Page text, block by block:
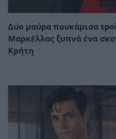
Δύο μαύρα πουκάμισα
Μαρκέλλας ξυπνά ένα
Κρήτη